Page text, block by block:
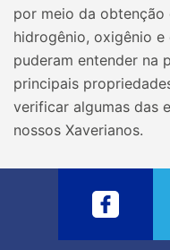
por meio da obtenção
hidrogênio, oxigênio
puderam entender na
principais
verificar algumas das
nossos Xaverianos.